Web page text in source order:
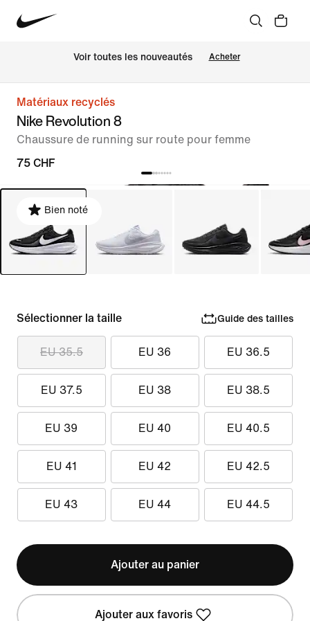
Voir toutes les nouveautés Acheter
Matériaux recyclés
Nike Revolution 8
Chaussure de running sur route pour femme
75 CHF
Bien noté
Sélectionner la taille Guide des tailles
EU 35.5 EU 36 EU 36.5
EU 37.5 EU 38 EU 38.5
EU 39 EU 40 EU 40.5
EU 41 EU 42 EU 42.5
EU 43 EU 44 EU 44.5
Ajouter au panier
Ajouter aux favoris